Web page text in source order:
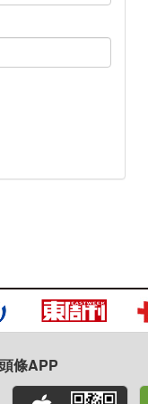
條APP